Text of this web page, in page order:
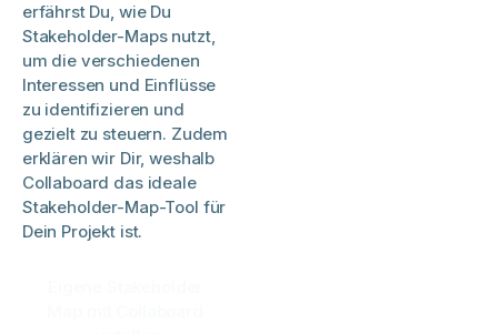
erfährst Du, wie Du
Stakeholder-Maps nutzt,
um die verschiedenen
Interessen und Einflüsse
zu identifizieren und
gezielt zu steuern. Zudem
erklären wir Dir, weshalb
Collaboard das ideale
Stakeholder-Map-Tool für
Dein Projekt ist.